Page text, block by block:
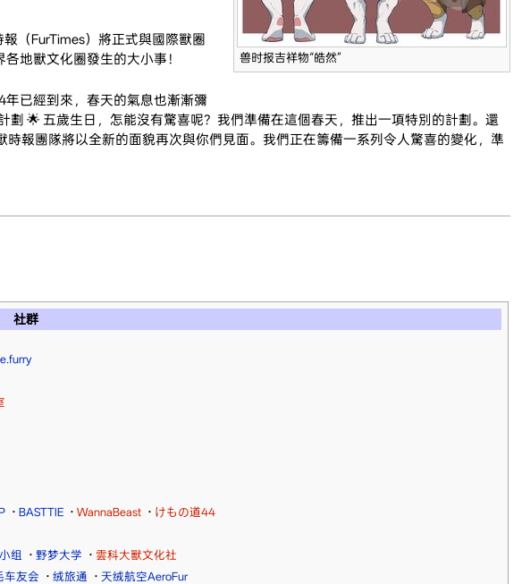
兽时报吉祥物“皓然”
報（FurTimes）將正式與國際獸圈
地獸文化圈發生的大小事！
年已經到來，春天的氣息也漸漸彌
🌟 五歲生日，怎能沒有驚喜呢？我們準備在這個春天，推出一項特別的計劃。還
報團隊將以全新的面貌再次與你們見面。我們正在籌備一系列令人驚喜的變化，準
社群
· BASTTIE · WannaBeast · けもの道44
组 · 野梦大学 · 雲科大獸文化社
车友会 · 绒旅通 · 天绒航空AeroFur